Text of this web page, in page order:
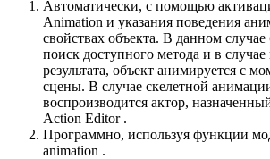
Автоматически, с помощью
Animation и указания поведения
свойствах объекта. В данном случае
поиск доступного метода и в
результата, объект анимируется с
сцены. В случае скелетной
воспроизводится актор,
Action Editor .
Программно, используя функции
animation .